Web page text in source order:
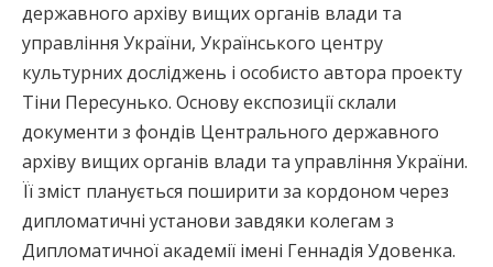
державного архіву вищих органів влади та
управління України, Українського центру
культурних досліджень і особисто автора проекту
Тіни Пересунько. Основу експозиції склали
документи з фондів Центрального державного
архіву вищих органів влади та управління України.
Її зміст планується поширити за кордоном через
дипломатичні установи завдяки колегам з
Дипломатичної академії імені Геннадія Удовенка.